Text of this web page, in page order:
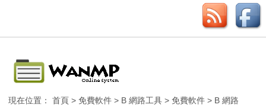
現在位置：首頁 >免費軟件 > B 網路工具 >免費軟件 > B 網路